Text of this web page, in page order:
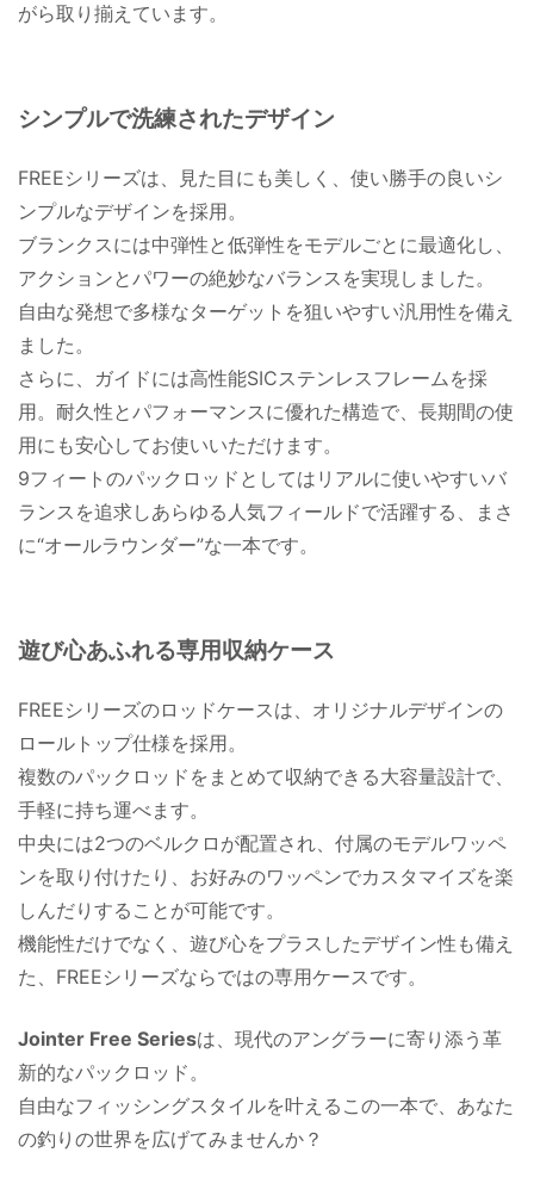
がら取り揃えています。
シンプルで洗練されたデザイン
FREEシリーズは、見た目にも美しく、使い勝手の良いシ
ンプルなデザインを採用。
ブランクスには中弾性と低弾性をモデルごとに最適化し、
アクションとパワーの絶妙なバランスを実現しました。
自由な発想で多様なターゲットを狙いやすい汎用性を備え
ました。
さらに、ガイドには高性能SICステンレスフレームを採
用。耐久性とパフォーマンスに優れた構造で、長期間の使
用にも安心してお使いいただけます。
9フィートのパックロッドとしてはリアルに使いやすいバ
ランスを追求しあらゆる人気フィールドで活躍する、まさ
に“オールラウンダー”な一本です。
遊び心あふれる専用収納ケース
FREEシリーズのロッドケースは、オリジナルデザインの
ロールトップ仕様を採用。
複数のパックロッドをまとめて収納できる大容量設計で、
手軽に持ち運べます。
中央には2つのベルクロが配置され、付属のモデルワッペ
ンを取り付けたり、お好みのワッペンでカスタマイズを楽
しんだりすることが可能です。
機能性だけでなく、遊び心をプラスしたデザイン性も備え
た、FREEシリーズならではの専用ケースです。
Jointer Free Seriesは、現代のアングラーに寄り添う革
新的なパックロッド。
自由なフィッシングスタイルを叶えるこの一本で、あなた
の釣りの世界を広げてみませんか？